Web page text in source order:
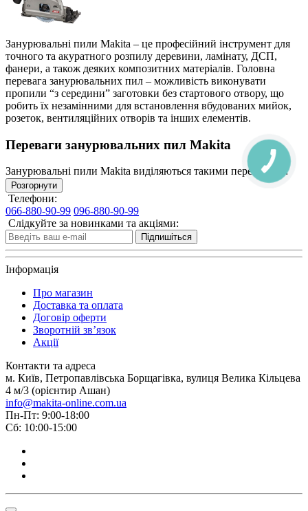
Занурювальні пили Makita – це професійний інструмент для
точного та акуратного розпилу деревини, ламінату, ДСП,
фанери, а також деяких композитних матеріалів. Головна
перевага занурювальних пил – можливість виконувати
пропили “з середини” заготовки без стартового отвору, що
робить їх незамінними для встановлення вбудованих мийок,
розеток, вентиляційних отворів та інших елементів.
Переваги занурювальних пил Makita
Занурювальні пили Makita виділяються такими перевагами:
Точний пропил без сколів
Можливість занурення в матеріал “з нуля”
Регульована глибина різання
Стабільна робота під навантаженням
Зручне керування та плавний старт
Сумісність з пиловидаленням для чистоти робочого
місця
Ці характеристики роблять занурювальні пили Makita
ідеальними для професійних столярів, будівельників та
майстрів.
Асортимент занурювальних пил Makita
В категорії представлені різні моделі занурювальних пил
Makita, які підходять для різних завдань:
Занурювальні пили Makita з високою точністю
Підходять для акуратного розпилу матеріалів без
сколів та пошкоджень.
Забезпечують оптимальну швидкість різання під
Розгорнути
Телефони:
066-880-90-99 096-880-90-99
Слідкуйте за новинками та акціями:
Підпишіться
Інформація
Про магазин
Доставка та оплата
Договiр оферти
Зворотній зв’язок
Акції
Контакти та адреса
м. Київ, Петропавлівська Борщагівка, вулиця Велика Кільцева
4 м/3 (орієнтир Ашан)
info@makita-online.com.ua
Пн-Пт: 9:00-18:00
Сб: 10:00-15:00